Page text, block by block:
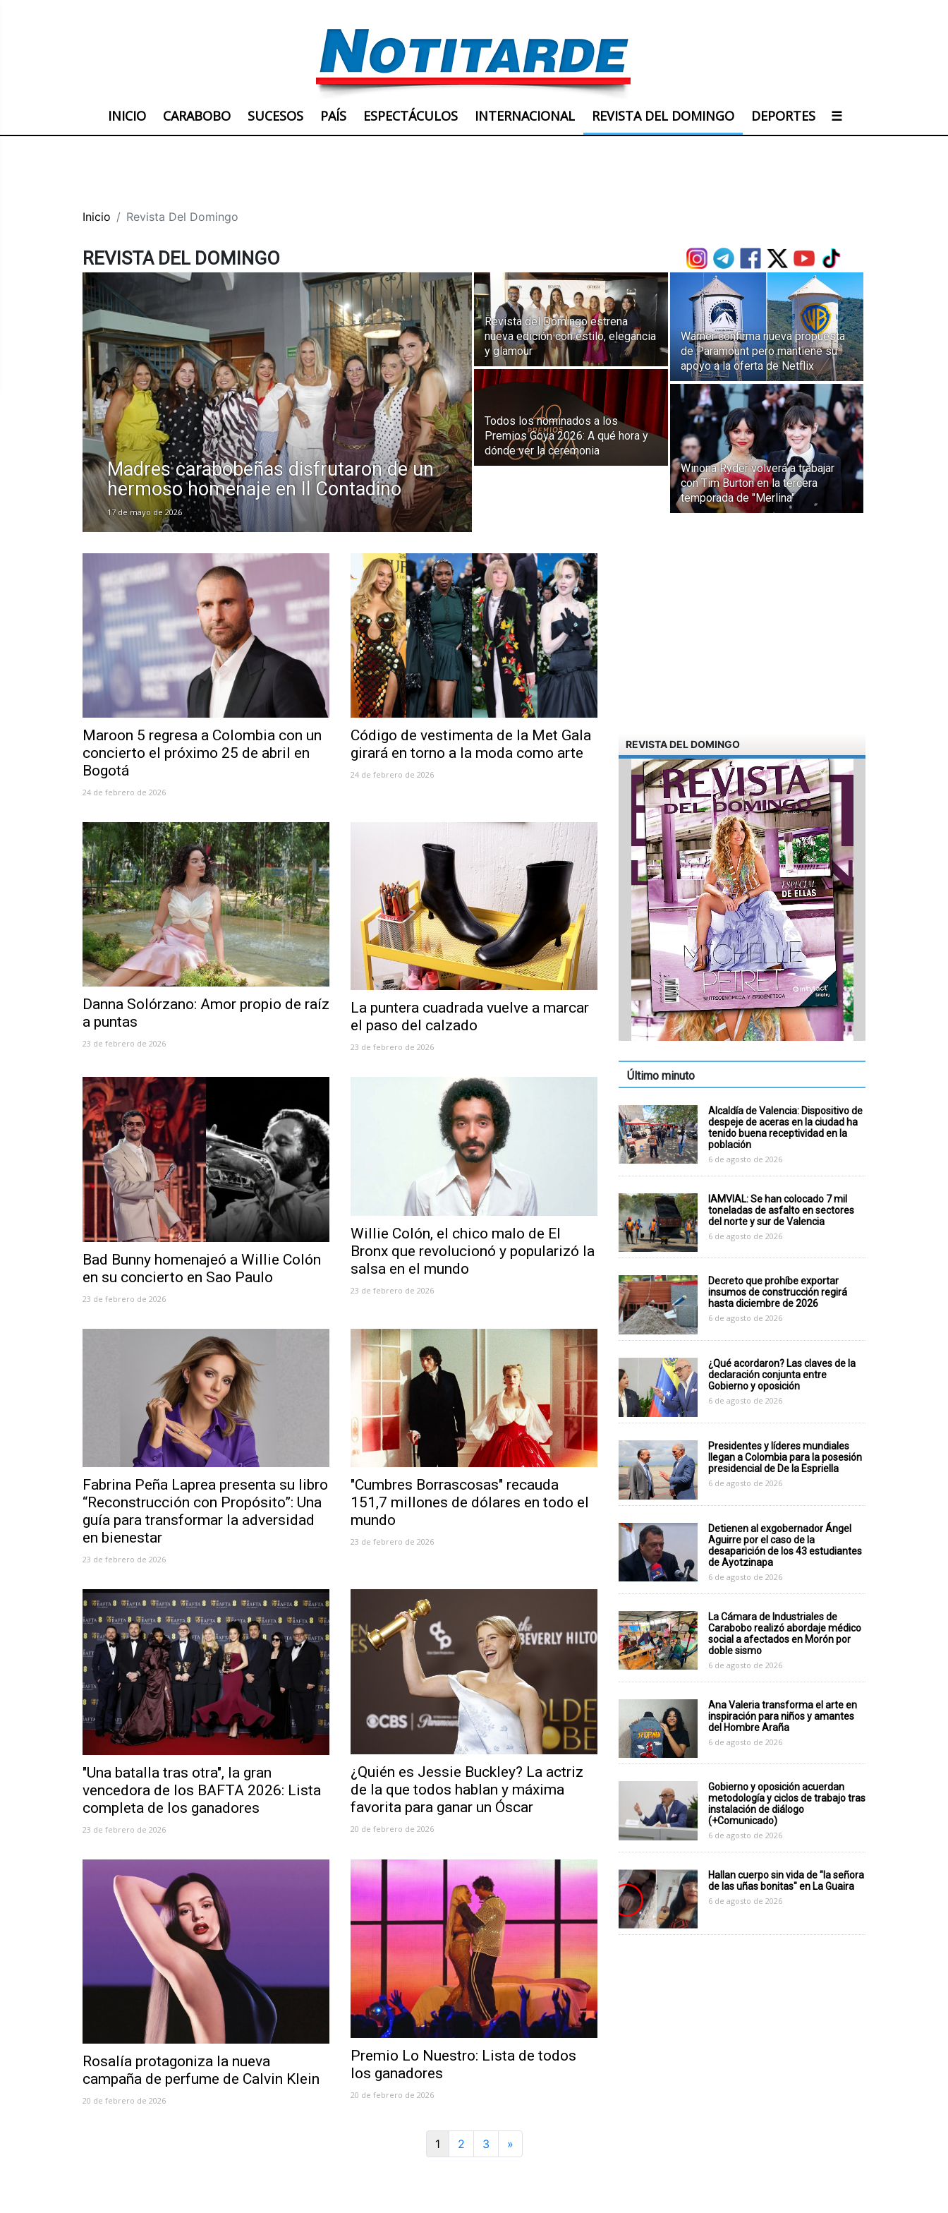
INICIO CARABOBO SUCESOS PAÍS ESPECTÁCULOS INTERNACIONAL REVISTA DEL DOMINGO DEPORTES ☰
Inicio Revista Del Domingo
REVISTA DEL DOMINGO
Madres carabobeñas disfrutaron de un
hermoso homenaje en Il Contadino
17 de mayo de 2026
Revista del Domingo estrena
nueva edición con estilo, elegancia
y glamour
Todos los nominados a los
Premios Goya 2026: A qué hora y
dónde ver la ceremonia
Warner confirma nueva propuesta
de Paramount pero mantiene su
apoyo a la oferta de Netflix
Winona Ryder volverá a trabajar
con Tim Burton en la tercera
temporada de "Merlina"
Maroon 5 regresa a Colombia con un
concierto el próximo 25 de abril en
Bogotá
24 de febrero de 2026
Código de vestimenta de la Met Gala
girará en torno a la moda como arte
24 de febrero de 2026
Danna Solórzano: Amor propio de raíz
a puntas
23 de febrero de 2026
La puntera cuadrada vuelve a marcar
el paso del calzado
23 de febrero de 2026
Bad Bunny homenajeó a Willie Colón
en su concierto en Sao Paulo
23 de febrero de 2026
Willie Colón, el chico malo de El
Bronx que revolucionó y popularizó la
salsa en el mundo
23 de febrero de 2026
Fabrina Peña Laprea presenta su libro
“Reconstrucción con Propósito”: Una
guía para transformar la adversidad
en bienestar
23 de febrero de 2026
"Cumbres Borrascosas" recauda
151,7 millones de dólares en todo el
mundo
23 de febrero de 2026
"Una batalla tras otra", la gran
vencedora de los BAFTA 2026: Lista
completa de los ganadores
23 de febrero de 2026
¿Quién es Jessie Buckley? La actriz
de la que todos hablan y máxima
favorita para ganar un Óscar
20 de febrero de 2026
Rosalía protagoniza la nueva
campaña de perfume de Calvin Klein
20 de febrero de 2026
Premio Lo Nuestro: Lista de todos
los ganadores
20 de febrero de 2026
REVISTA DEL DOMINGO
Último minuto
Alcaldía de Valencia: Dispositivo de
despeje de aceras en la ciudad ha
tenido buena receptividad en la
población
6 de agosto de 2026
IAMVIAL: Se han colocado 7 mil
toneladas de asfalto en sectores
del norte y sur de Valencia
6 de agosto de 2026
Decreto que prohíbe exportar
insumos de construcción regirá
hasta diciembre de 2026
6 de agosto de 2026
¿Qué acordaron? Las claves de la
declaración conjunta entre
Gobierno y oposición
6 de agosto de 2026
Presidentes y líderes mundiales
llegan a Colombia para la posesión
presidencial de De la Espriella
6 de agosto de 2026
Detienen al exgobernador Ángel
Aguirre por el caso de la
desaparición de los 43 estudiantes
de Ayotzinapa
6 de agosto de 2026
La Cámara de Industriales de
Carabobo realizó abordaje médico
social a afectados en Morón por
doble sismo
6 de agosto de 2026
Ana Valeria transforma el arte en
inspiración para niños y amantes
del Hombre Araña
6 de agosto de 2026
Gobierno y oposición acuerdan
metodología y ciclos de trabajo tras
instalación de diálogo
(+Comunicado)
6 de agosto de 2026
Hallan cuerpo sin vida de "la señora
de las uñas bonitas" en La Guaira
6 de agosto de 2026
1 2 3 »Next